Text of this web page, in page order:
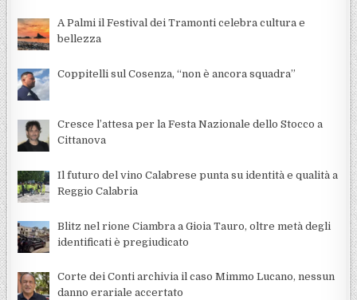
A Palmi il Festival dei Tramonti celebra cultura e
bellezza
Coppitelli sul Cosenza, “non è ancora squadra”
Cresce l’attesa per la Festa Nazionale dello Stocco a
Cittanova
Il futuro del vino Calabrese punta su identità e qualità a
Reggio Calabria
Blitz nel rione Ciambra a Gioia Tauro, oltre metà degli
identificati è pregiudicato
Corte dei Conti archivia il caso Mimmo Lucano, nessun
danno erariale accertato